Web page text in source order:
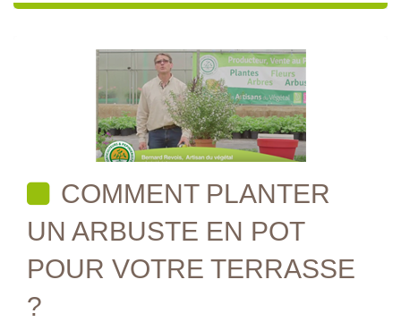
COMMENT PLANTER
UN ARBUSTE EN POT
POUR VOTRE TERRASSE
?